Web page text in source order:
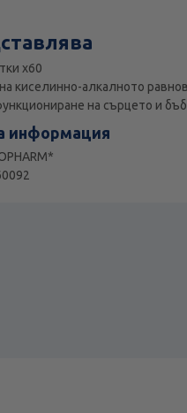
х60
киселинно-алкалното
на сърцето и
информация